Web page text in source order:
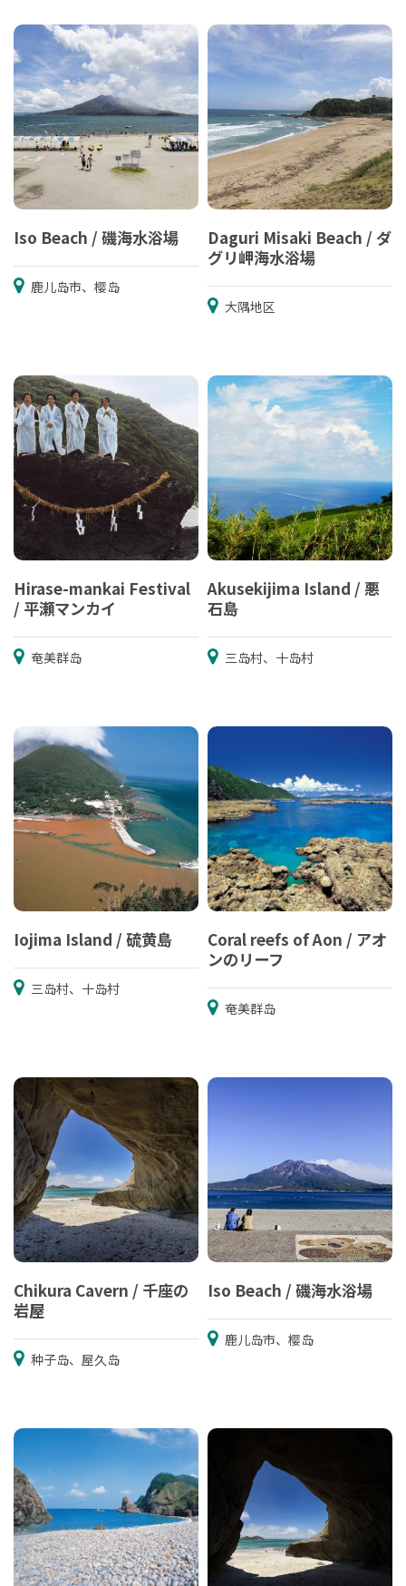
Iso Beach / 磯海水浴場
鹿儿岛市、樱岛
Daguri Misaki Beach / ダ
グリ岬海水浴場
大隅地区
Hirase-mankai Festival
/ 平瀬マンカイ
奄美群岛
Akusekijima Island / 悪
石島
三岛村、十岛村
Iojima Island / 硫黄島
三岛村、十岛村
Coral reefs of Aon / アオ
ンのリーフ
奄美群岛
Chikura Cavern / 千座の
岩屋
种子岛、屋久岛
Iso Beach / 磯海水浴場
鹿儿岛市、樱岛